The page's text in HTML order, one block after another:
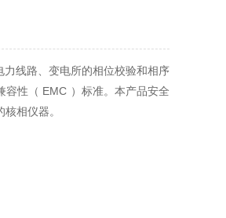
线路、变电所的相位校验和相序
容性（ EMC ）标准。本产品安全
相仪器。